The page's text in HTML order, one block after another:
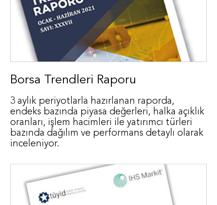
Borsa Trendleri Raporu
3 aylık periyotlarla hazırlanan raporda,
endeks bazında piyasa değerleri, halka açıklık
oranları, işlem hacimleri ile yatırımcı türleri
bazında dağılım ve performans detaylı olarak
inceleniyor.